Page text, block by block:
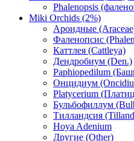
Phalenopsis
Miki Orchids (2%)
Ароидные
Фаленопсис
Каттлея (Cattleya)
Дендробиум (Den.)
Paphiopedilum
Онцидиум
Platycerium
Бульбофиллум
Тилландсия
Hoya Adenium
Другие (Other)